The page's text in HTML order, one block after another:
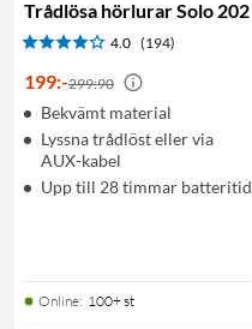
Trådlösa hörlurar Solo 202
4.0 (194)
199:-299:90
Bekvämt material
Lyssna trådlöst eller via
AUX-kabel
Upp till 28 timmar batteritid
Online: 100+ st